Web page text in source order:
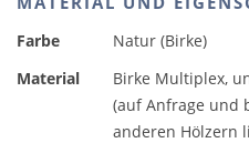
Farbe
Natur (Birke)
Material
Birke Multiplex,
(auf Anfrage und
anderen Hölzern